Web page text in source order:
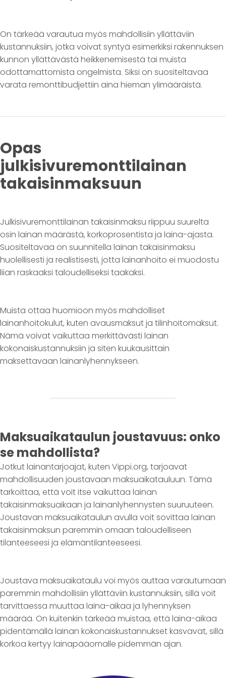
On tärkeää varautua myös mahdollisiin yllättäviin
kustannuksiin, jotka voivat syntyä esimerkiksi rakennuksen
kunnon yllättävästä heikkenemisestä tai muista
odottamattomista ongelmista. Siksi on suositeltavaa
varata remonttibudjettiin aina hieman ylimääräistä.
Opas
julkisivuremonttilainan
takaisinmaksuun
Julkisivuremonttilainan takaisinmaksu riippuu suurelta
osin lainan määrästä, korkoprosentista ja laina-ajasta.
Suositeltavaa on suunnitella lainan takaisinmaksu
huolellisesti ja realistisesti, jotta lainanhoito ei muodostu
liian raskaaksi taloudelliseksi taakaksi.
Muista ottaa huomioon myös mahdolliset
lainanhoitokulut, kuten avausmaksut ja tilinhoitomaksut.
Nämä voivat vaikuttaa merkittävästi lainan
kokonaiskustannuksiin ja siten kuukausittain
maksettavaan lainanlyhennykseen.
Maksuaikataulun joustavuus: onko
se mahdollista?
Jotkut lainantarjoajat, kuten Vippi.org, tarjoavat
mahdollisuuden joustavaan maksuaikatauluun. Tämä
tarkoittaa, että voit itse vaikuttaa lainan
takaisinmaksuaikaan ja lainanlyhennysten suuruuteen.
Joustavan maksuaikataulun avulla voit sovittaa lainan
takaisinmaksun paremmin omaan taloudelliseen
tilanteeseesi ja elämäntilanteeseesi.
Joustava maksuaikataulu voi myös auttaa varautumaan
paremmin mahdollisiin yllättäviin kustannuksiin, sillä voit
tarvittaessa muuttaa laina-aikaa ja lyhennyksen
määrää. On kuitenkin tärkeää muistaa, että laina-aikaa
pidentämällä lainan kokonaiskustannukset kasvavat, sillä
korkoa kertyy lainapääomalle pidemmän ajan.